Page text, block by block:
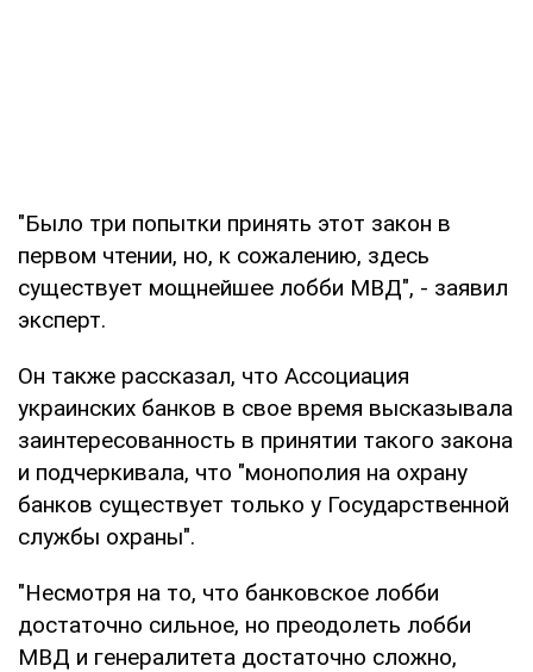
"Было три попытки принять этот закон в
первом чтении, но, к сожалению, здесь
существует мощнейшее лобби МВД", - заявил
эксперт.
Он также рассказал, что Ассоциация
украинских банков в свое время высказывала
заинтересованность в принятии такого закона
и подчеркивала, что "монополия на охрану
банков существует только у Государственной
службы охраны".
"Несмотря на то, что банковское лобби
достаточно сильное, но преодолеть лобби
МВД и генералитета достаточно сложно,